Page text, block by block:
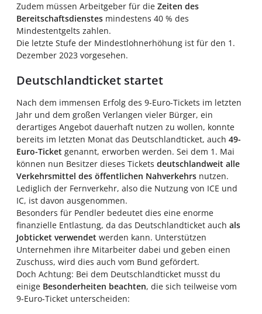
Zudem müssen Arbeitgeber für die Zeiten des
Bereitschaftsdienstes mindestens 40 % des
Mindestentgelts zahlen.
Die letzte Stufe der Mindestlohnerhöhung ist für den 1.
Dezember 2023 vorgesehen.
Deutschlandticket startet
Nach dem immensen Erfolg des 9-Euro-Tickets im letzten
Jahr und dem großen Verlangen vieler Bürger, ein
derartiges Angebot dauerhaft nutzen zu wollen, konnte
bereits im letzten Monat das Deutschlandticket, auch 49-
Euro-Ticket genannt, erworben werden. Sei dem 1. Mai
können nun Besitzer dieses Tickets deutschlandweit alle
Verkehrsmittel des öffentlichen Nahverkehrs nutzen.
Lediglich der Fernverkehr, also die Nutzung von ICE und
IC, ist davon ausgenommen.
Besonders für Pendler bedeutet dies eine enorme
finanzielle Entlastung, da das Deutschlandticket auch als
Jobticket verwendet werden kann. Unterstützen
Unternehmen ihre Mitarbeiter dabei und geben einen
Zuschuss, wird dies auch vom Bund gefördert.
Doch Achtung: Bei dem Deutschlandticket musst du
einige Besonderheiten beachten, die sich teilweise vom
9-Euro-Ticket unterscheiden: